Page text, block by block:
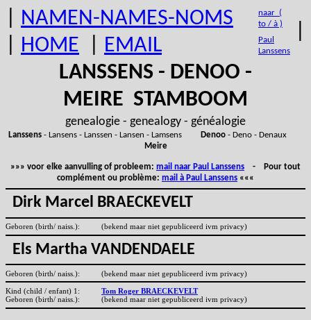
NAMEN-NAMES-NOMS
HOME EMAIL
naar (
to / à )
Paul
Lanssens
LANSSENS - DENOO -
MEIRE STAMBOOM
genealogie - genealogy - généalogie
Lanssens- Lansens - Lanssen - Lansen - Lamsens Denoo- Deno - Denaux
Meire
»»» voor elke aanvulling of probleem: mail naar Paul Lanssens - Pour tout
complément ou problème: mail à Paul Lanssens «««
Dirk Marcel BRAECKEVELT
Geboren (birth/ naiss.): (bekend maar niet gepubliceerd ivm privacy)
Els Martha VANDENDAELE
Geboren (birth/ naiss.): (bekend maar niet gepubliceerd ivm privacy)
Kind (child / enfant) 1:
Tom Roger BRAECKEVELT
Geboren (birth/ naiss.):
(bekend maar niet gepubliceerd ivm privacy)